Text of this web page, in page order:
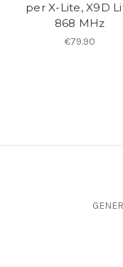
per X-Lite, X9D
868 MHz
€79.90